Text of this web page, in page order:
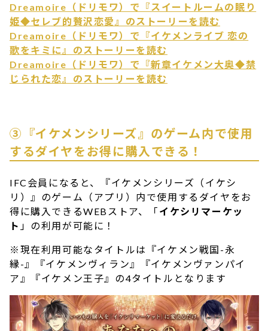
Dreamoire（ドリモワ）で『スイートルームの眠り
姫◆セレブ的贅沢恋愛』のストーリーを読む
Dreamoire（ドリモワ）で『イケメンライブ 恋の
歌をキミに』のストーリーを読む
Dreamoire（ドリモワ）で『新章イケメン大奥◆禁
じられた恋』のストーリーを読む
③『イケメンシリーズ』のゲーム内で使用
するダイヤをお得に購入できる！
IFC会員になると、『イケメンシリーズ（イケシ
リ）』のゲーム（アプリ）内で使用するダイヤをお
得に購入できるWEBストア、「 イケシリマーケッ
ト 」の利用が可能に！
※現在利用可能なタイトルは『イケメン戦国-永
縁-』『イケメンヴィラン』『イケメンヴァンパイ
ア』『イケメン王子』の4タイトルとなります